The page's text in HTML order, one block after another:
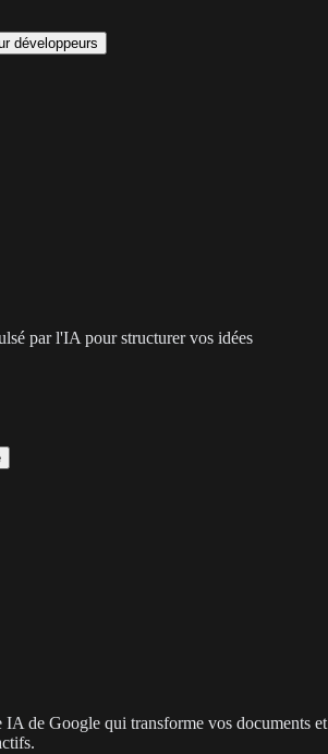
développeurs
par l'IA pour structurer vos idées
IA de Google qui transforme vos documents et